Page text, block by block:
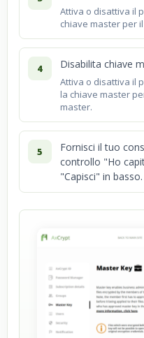
Attiva o disattiva il
chiave master per
4 Disabilita chiave
Attiva o disattiva il
la chiave master
master.
5
Fornisci il tuo
controllo "Ho
"Capisci" in basso.